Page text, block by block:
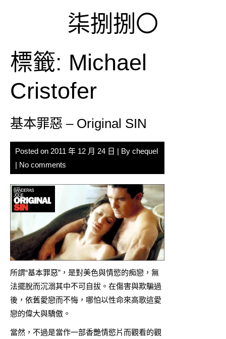
柒捌捌〇
標籤: Michael
Cristofer
基本罪惡 – Original SIN
Posted on 2011 年 12 月 24 日 | By chequel
| No comments
所謂“基本罪惡”，是對美色與情慾的痴戀，無
法擺脫而沉溺其中不可自拔。在傷害與欺騙過
後，依舊愛戀而不悔，哪怕以性命來高歌這愛
戀的偉大與驕傲。
當然，不過是當作一部香艷情慾片而觀看的觀